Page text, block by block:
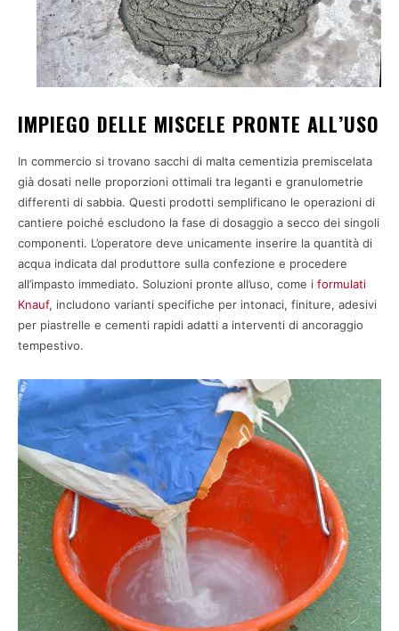
IMPIEGO DELLE MISCELE PRONTE ALL’USO
In commercio si trovano sacchi di malta cementizia premiscelata
già dosati nelle proporzioni ottimali tra leganti e granulometrie
differenti di sabbia. Questi prodotti semplificano le operazioni di
cantiere poiché escludono la fase di dosaggio a secco dei singoli
componenti. L’operatore deve unicamente inserire la quantità di
acqua indicata dal produttore sulla confezione e procedere
all’impasto immediato. Soluzioni pronte all’uso, come i formulati
Knauf, includono varianti specifiche per intonaci, finiture, adesivi
per piastrelle e cementi rapidi adatti a interventi di ancoraggio
tempestivo.